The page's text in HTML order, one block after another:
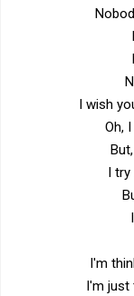
I wish
Oh,
I
I'm
I'm just